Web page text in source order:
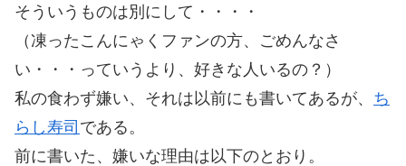
そういうものは別にして・・・・
（凍ったこんにゃくファンの方、ごめんなさ
い・・・っていうより、好きな人いるの？）
私の食わず嫌い、それは以前にも書いてあるが、 ち
らし寿司 である。
前に書いた、嫌いな理由は以下のとおり。